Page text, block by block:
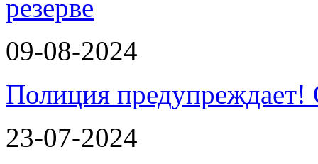
резерве
09-08-2024
Полиция
23-07-2024